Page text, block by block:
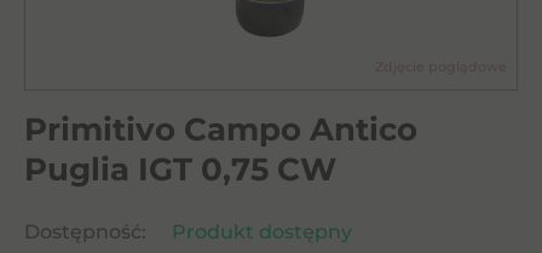
Primitivo Campo Antico
Puglia IGT 0,75 CW
Dostępność:
Produkt dostępny